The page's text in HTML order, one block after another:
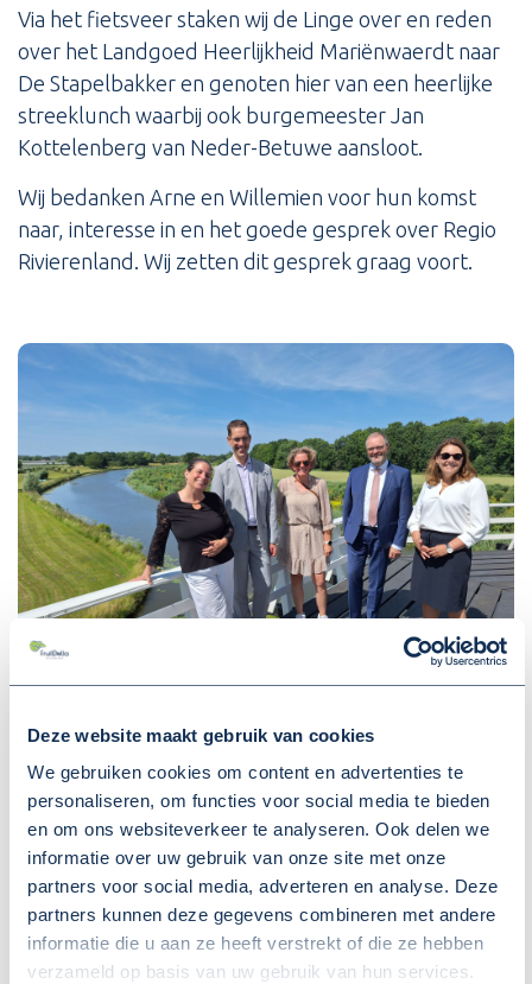
Deze website maakt gebruik van cookies
We gebruiken cookies om content en advertenties te
personaliseren, om functies voor social media te bieden
en om ons websiteverkeer te analyseren. Ook delen we
informatie over uw gebruik van onze site met onze
partners voor social media, adverteren en analyse. Deze
partners kunnen deze gegevens combineren met andere
informatie die u aan ze heeft verstrekt of die ze hebben
verzameld op basis van uw gebruik van hun services.
Via het fietsveer staken wij de Linge over en reden
over het Landgoed Heerlijkheid Mariënwaerdt naar
De Stapelbakker en genoten hier van een heerlijke
streeklunch waarbij ook burgemeester Jan
Kottelenberg van Neder-Betuwe aansloot.
Wij bedanken Arne en Willemien voor hun komst
naar, interesse in en het goede gesprek over Regio
Rivierenland. Wij zetten dit gesprek graag voort.